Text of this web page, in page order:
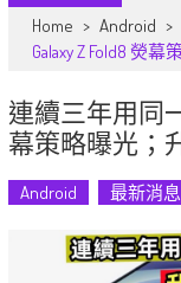
Home > Android >
Galaxy Z Fold8 熒
連續三年用同一
幕策略曝光；
Android 最新消息